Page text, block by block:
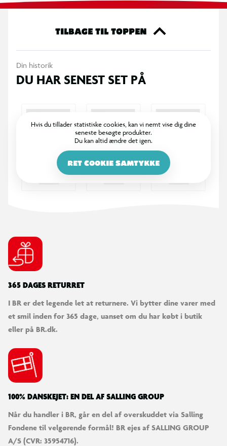
TILBAGE TIL TOPPEN
Din historik
DU HAR SENEST SET PÅ
Hvis du tillader statistiske cookies, kan vi nemt vise dig dine
seneste besøgte produkter.
Du kan altid ændre det igen.
RET COOKIE SAMTYKKE
365 DAGES RETURRET
I BR er det legende let at returnere. Vi bytter dine varer med
et smil inden for 365 dage, uanset om du har købt i butik
eller på BR.dk.
100% DANSKEJET: EN DEL AF SALLING GROUP
Når du handler i BR, går en del af overskuddet via Salling
Fondene til velgørende formål! BR ejes af SALLING GROUP
A/S (CVR: 35954716).